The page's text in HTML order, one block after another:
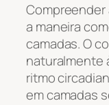
Compreender
a maneira
camadas. O
naturalmente
ritmo
em camadas